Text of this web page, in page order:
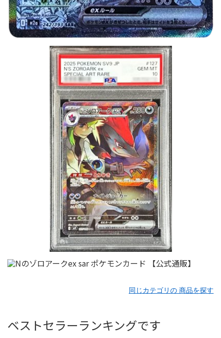
同じカテゴリの 商品を探す
ベストセラーランキングです